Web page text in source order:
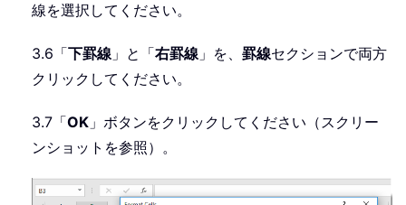
線を選択してください。
3.6「下罫線 」と「右罫線 」を、 罫線セクションで両方
クリックしてください。
3.7「OK 」ボタンをクリックしてください（スクリー
ンショットを参照）。